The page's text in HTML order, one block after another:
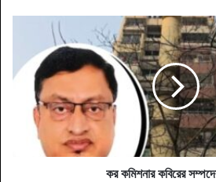
কবিরের
সম্পদের
কর কমিশনার কবিরের